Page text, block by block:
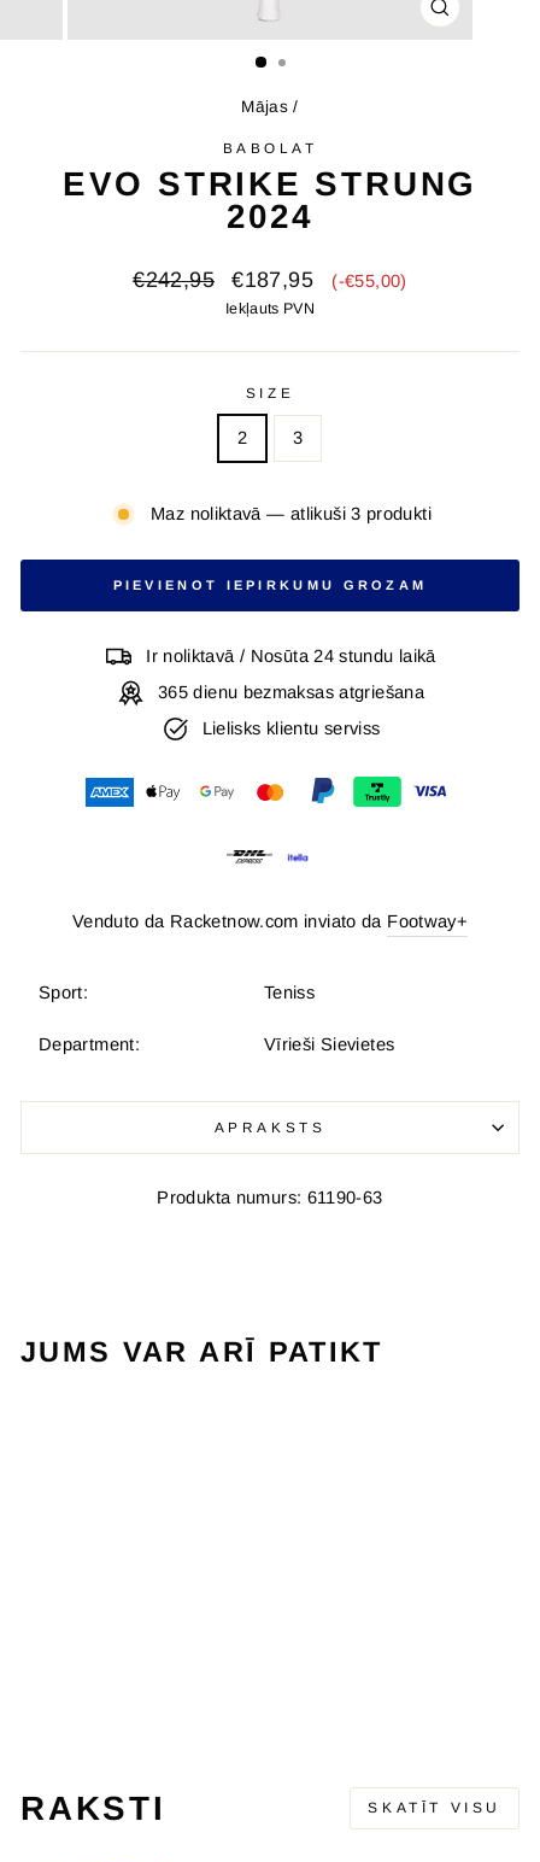
AIZVĒRT
(ESC)
Mājas /
BABOLAT
EVO STRIKE STRUNG
2024
Oriģinālā
€242,95
Izpārdošanas
cena
€187,95 (-€55,00)
Iekļauts PVN
SIZE
2 3
Maz noliktavā — atlikuši 3 produkti
PIEVIENOT IEPIRKUMU GROZAM
Ir noliktavā / Nosūta 24 stundu laikā
365 dienu bezmaksas atgriešana
Lielisks klientu serviss
Venduto da Racketnow.com inviato da Footway+
Sport: Teniss
Department: Vīrieši Sievietes
APRAKSTS
Produkta numurs: 61190-63
JUMS VAR ARĪ PATIKT
RAKSTI SKATĪT VISU